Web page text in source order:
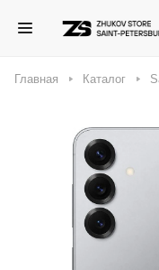
Главная Каталог